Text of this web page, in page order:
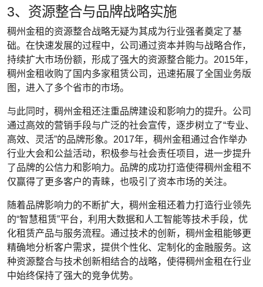
3、资源整合与品牌战略实施
稠州金租的资源整合战略无疑为其成为行业强者奠定了基
础。在快速发展的过程中，公司通过资本并购与战略合作，
持续扩大市场份额，形成了强大的资源整合能力。2015年，
稠州金租收购了国内多家租赁公司，迅速拓展了全国业务版
图，进入了多个省市的市场。
与此同时，稠州金租还注重品牌建设和影响力的提升。公司
通过高效的营销手段与广泛的社会宣传，逐步树立了“专业、
高效、灵活”的品牌形象。2017年，稠州金租通过合作举办
行业大会和公益活动，积极参与社会责任项目，进一步提升
了品牌的公信力和影响力。品牌的成功打造使得稠州金租不
仅赢得了更多客户的青睐，也吸引了资本市场的关注。
随着品牌影响力的不断扩大，稠州金租还着力打造行业领先
的“智慧租赁”平台，利用大数据和人工智能等技术手段，优
化租赁产品与服务流程。通过技术的创新，稠州金租能够更
精确地分析客户需求，提供个性化、定制化的金融服务。这
种资源整合与技术创新相结合的战略，使得稠州金租在行业
中始终保持了强大的竞争优势。